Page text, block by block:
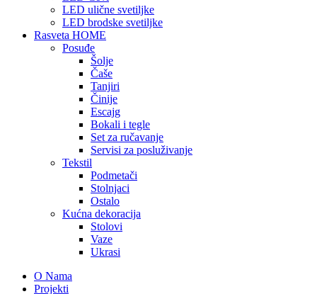
LED ulične svetiljke
LED brodske svetiljke
Rasveta HOME
Posuđe
Šolje
Čaše
Tanjiri
Činije
Escajg
Bokali i tegle
Set za ručavanje
Servisi za posluživanje
Tekstil
Podmetači
Stolnjaci
Ostalo
Kućna dekoracija
Stolovi
Vaze
Ukrasi
O Nama
Projekti